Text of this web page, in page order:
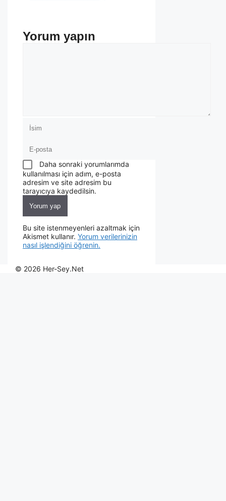
Yorum yapın
Daha sonraki yorumlarımda
kullanılması için adım, e-posta
adresim ve site adresim bu
tarayıcıya kaydedilsin.
Bu site istenmeyenleri azaltmak için
Akismet kullanır. Yorum verilerinizin
nasıl işlendiğini öğrenin.
© 2026 Her-Sey.Net